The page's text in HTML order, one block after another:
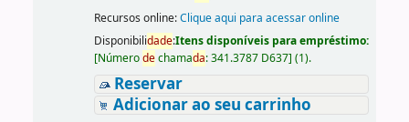
Recursos online:Clique aqui para acessar online
Disponibilidade:Itens disponíveis para empréstimo:
[Númerodechamada:341.3787 D637] (1).
Reservar
Adicionar ao seu carrinho